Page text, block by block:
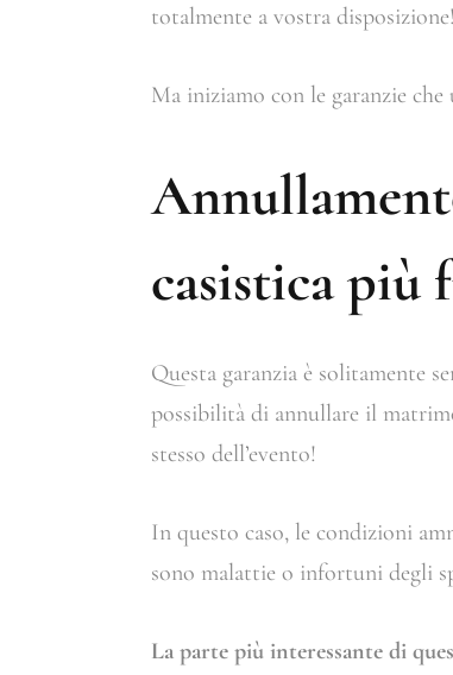
totalmente a vostra disposizione!
Ma iniziamo con le garanzie
casistica più
Questa garanzia è solitamente
possibilità di annullare il
stesso dell’evento!
In questo caso, le condizioni
sono malattie o infortuni degli
La parte più interessante di